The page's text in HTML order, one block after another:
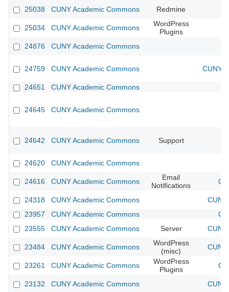
25038 CUNY Academic Commons Redmine
25034 CUNY Academic Commons
WordPress
Plugins
24876
CUNY Academic Commons
24759 CUNY Academic Commons CUNY
24651 CUNY Academic Commons
24645 CUNY Academic Commons
24642 CUNY Academic Commons Support
24620 CUNY Academic Commons
24616 CUNY Academic Commons
Email
Notifications
24318 CUNY Academic Commons
23957
CUNY Academic Commons
23555
CUNY Academic Commons Server
23484 CUNY Academic Commons
WordPress
(misc)
23261 CUNY Academic Commons
WordPress
Plugins
23132 CUNY Academic Commons